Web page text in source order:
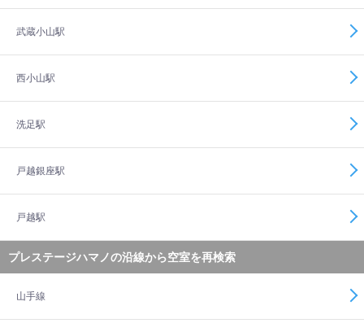
武蔵小山駅
西小山駅
洗足駅
戸越銀座駅
戸越駅
プレステージハマノの沿線から空室を再検索
山手線